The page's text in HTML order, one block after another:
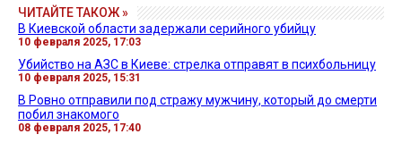
ЧИТАЙТЕ ТАКОЖ »
В Киевской области задержали серийного убийцу
10 февраля 2025, 17:03
Убийство на АЗС в Киеве: стрелка отправят в психбольницу
10 февраля 2025, 15:31
В Ровно отправили под стражу мужчину, который до смерти
побил знакомого
08 февраля 2025, 17:40